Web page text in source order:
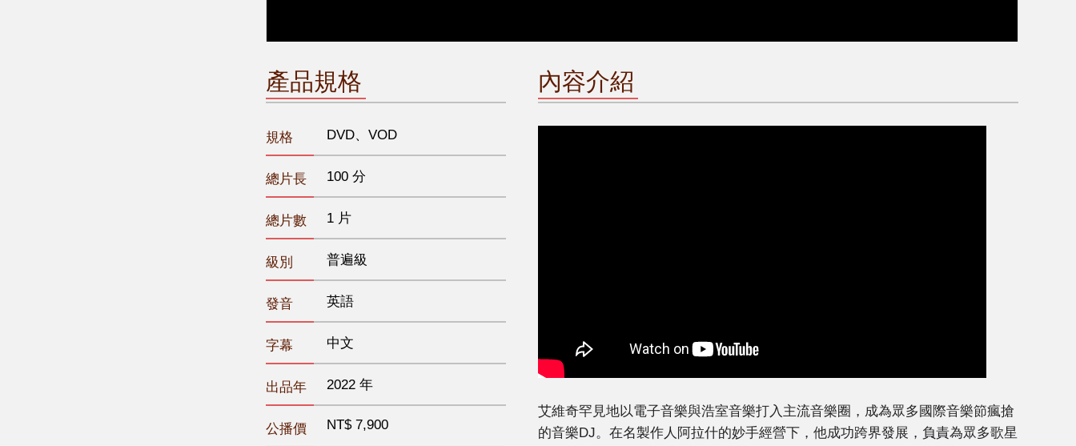
產品規格
規格 DVD、VOD
總片長 100 分
總片數 1 片
級別 普遍級
發音 英語
字幕 中文
出品年 2022 年
公播價 NT$ 7,900
內容介紹
艾維奇罕見地以電子音樂與浩室音樂打入主流音樂圈，成為眾多國際音樂節瘋搶
的音樂DJ。在名製作人阿拉什的妙手經營下，他成功跨界發展，負責為眾多歌星